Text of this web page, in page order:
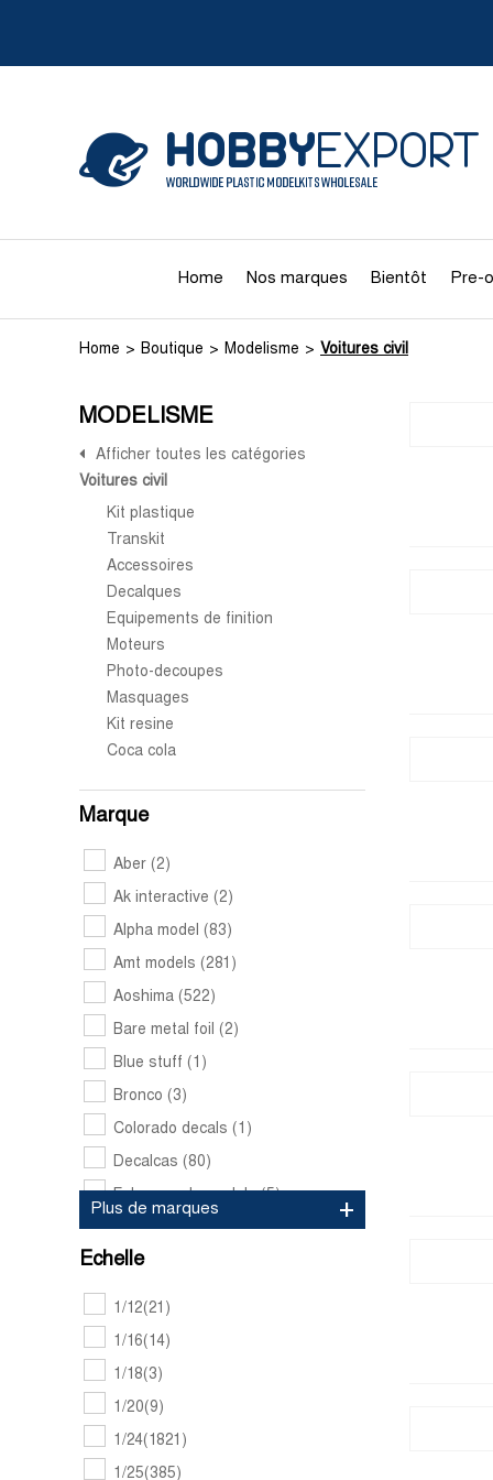
Home Nos marques Bientôt Pre-
Home Boutique Modelisme Voitures civil
MODELISME
Afficher toutes les catégories
Voitures civil
Kit plastique
Transkit
Accessoires
Decalques
Equipements de finition
Moteurs
Photo-decoupes
Masquages
Kit resine
Coca cola
Marque
Aber (2)
Ak interactive (2)
Alpha model (83)
Amt models (281)
Aoshima (522)
Bare metal foil (2)
Blue stuff (1)
Bronco (3)
Colorado decals (1)
Decalcas (80)
Falcon scale models(5)
Fujimi(308)
Hasegawa
Plus de marques
Echelle
1/12(21)
1/16(14)
1/18(3)
1/20(9)
1/24(1821)
1/25(385)